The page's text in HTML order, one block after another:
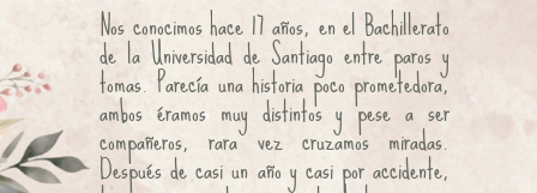
Nos conocimos hace 17 años, en el Bachillerato
de la Universidad de Santiago entre paros y
tomas. Parecía una historia poco prometedora,
ambos éramos muy distintos y pese a ser
compañeros, rara vez cruzamos miradas.
Después de casi un año y casi por accidente,